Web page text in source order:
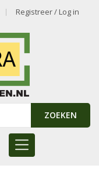
Registreer / Log in
ZOEKEN